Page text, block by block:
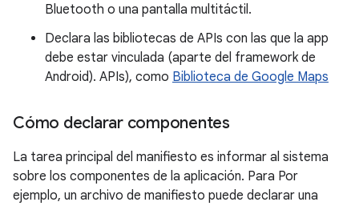
Bluetooth o una pantalla multitáctil.
Declara las bibliotecas de APIs con las que la app
debe estar vinculada (aparte del framework de
Android). APIs), como Biblioteca de Google Maps
Cómo declarar componentes
La tarea principal del manifiesto es informar al sistema
sobre los componentes de la aplicación. Para Por
ejemplo, un archivo de manifiesto puede declarar una